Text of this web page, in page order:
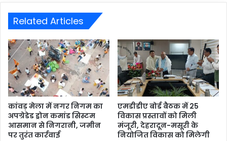
Related Articles
कांवड़ मेला में नगर निगम का
अपग्रेडेड ड्रोन कमांड सिस्टम
आसमान से निगरानी, जमीन
पर तुरंत कार्रवाई
एमडीडीए बोर्ड बैठक में 25
विकास प्रस्तावों को मिली
मंजूरी, देहरादून-मसूरी के
नियोजित विकास को मिलेगी